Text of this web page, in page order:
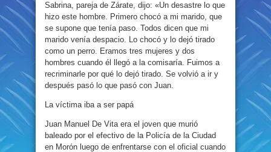
Sabrina, pareja de Zárate, dijo: «Un desastre lo que
hizo este hombre. Primero chocó a mi marido, que
se supone que tenía paso. Todos dicen que mi
marido venía despacio. Lo chocó y lo dejó tirado
como un perro. Eramos tres mujeres y dos
hombres cuando él llegó a la comisaría. Fuimos a
recriminarle por qué lo dejó tirado. Se volvió a ir y
después pasó lo que pasó con Juan.
La víctima iba a ser papá
Juan Manuel De Vita era el joven que murió
baleado por el efectivo de la Policía de la Ciudad
en Morón luego de enfrentarse con el oficial cuando